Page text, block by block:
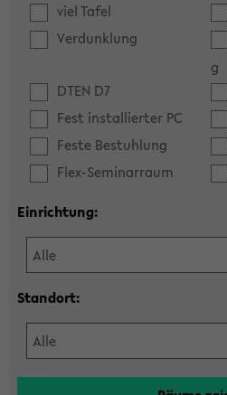
viel Tafel
Verdunklung
g
DTEN D7
Fest installierter PC
Feste Bestuhlung
Flex-Seminarraum
Einrichtung:
Standort: